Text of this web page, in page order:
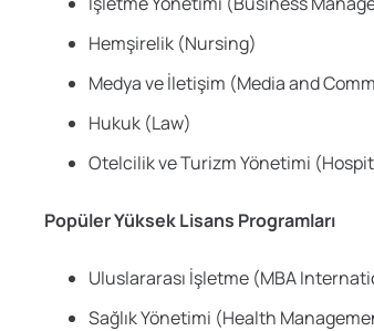
Hemşirelik (Nursing)
Medya ve İletişim (Media and
Hukuk (Law)
Otelcilik ve Turizm Yönetimi
Popüler Yüksek Lisans Programları
Uluslararası İşletme (MBA
Sağlık Yönetimi (Health